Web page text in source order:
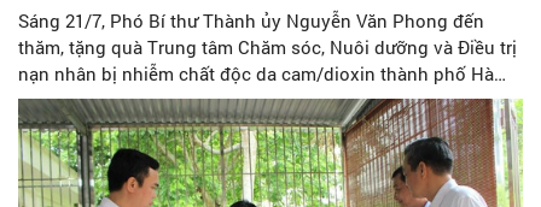
Sáng 21/7, Phó Bí thư Thành ủy Nguyễn Văn Phong đến
thăm, tặng quà Trung tâm Chăm sóc, Nuôi dưỡng và Điều trị
nạn nhân bị nhiễm chất độc da cam/dioxin thành phố Hà
Nội (xã Yên Bài, huyện Ba Vì) nhân kỷ niệm 76 năm Ngày
Thương binh - Liệt sĩ (27/7/1947-27/7/2023).